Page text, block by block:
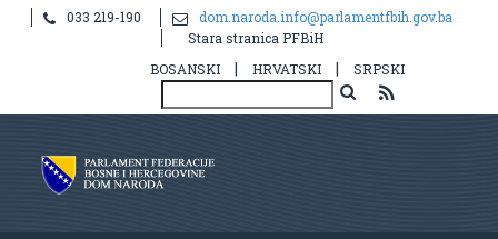
033 219-190
dom.naroda.info@parlamentfbih.gov.ba
Stara stranica PFBiH
BOSANSKI
| HRVATSKI | SRPSKI